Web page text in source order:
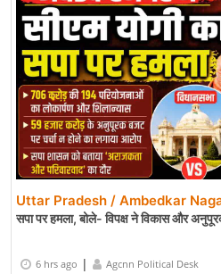
Uttar Pradesh / Ambedkar
सपा पर हमला, बोले- विपक्ष ने विकास और
6 hrs ago | Agcnn Political Desk